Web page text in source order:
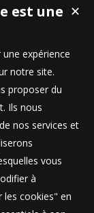
✕
est une
expérience
notre site.
proposer du
Ils nous
nos services et
vous
à
les cookies" en